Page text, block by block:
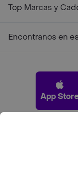
Top Marcas y
Encontranos en
App
Pide tu comida